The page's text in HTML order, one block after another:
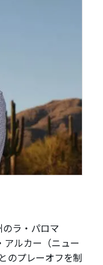
ラ・パロマ
アルカー（ニュー
のプレーオフを制